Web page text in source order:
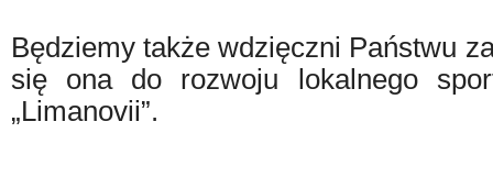
Będziemy także wdzięczni Państwu
się ona do rozwoju lokalnego
„Limanovii”.